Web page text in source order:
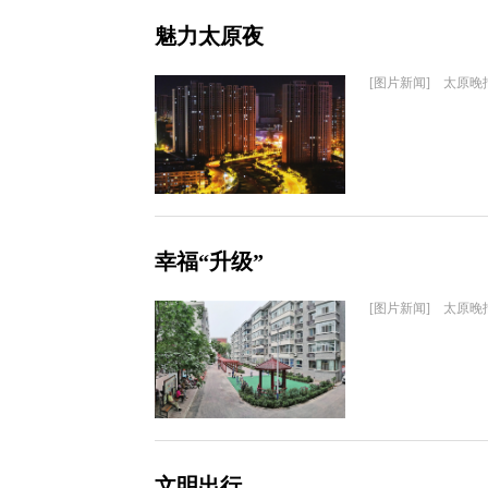
魅力太原夜
[图片新闻] 太原晚
幸福“升级”
[图片新闻] 太原晚